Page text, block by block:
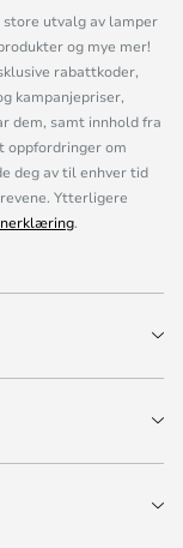
utvalg av lamper
og mye mer!
rabattkoder,
kampanjepriser,
dem, samt innhold fra
oppfordringer om
deg av til enhver tid
Ytterligere
.